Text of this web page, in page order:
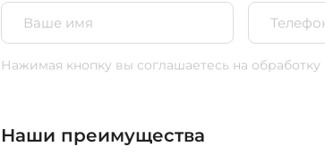
Нажимая кнопку вы соглашаетесь на
Наши преимущества